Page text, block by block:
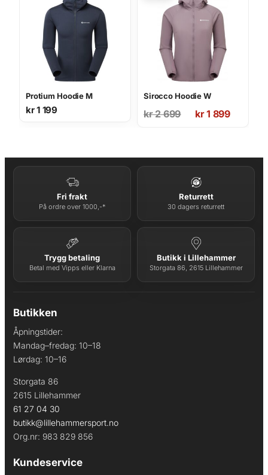
Protium Hoodie M
kr1 199
Sirocco Hoodie W
kr2 699
Opprinnelig
kr 2
699.
kr1 899
Nåværende
kr 1
899.
Fri frakt
På ordre over 1000,-*
Returrett
30 dagers returrett
Trygg betaling
Betal med Vipps eller Klarna
Butikk i Lillehammer
Storgata 86, 2615 Lillehammer
Butikken
Åpningstider:
Mandag–fredag: 10–18
Lørdag: 10–16
Storgata 86
2615 Lillehammer
61 27 04 30
butikk@lillehammersport.no
Org.nr: 983 829 856
Kundeservice